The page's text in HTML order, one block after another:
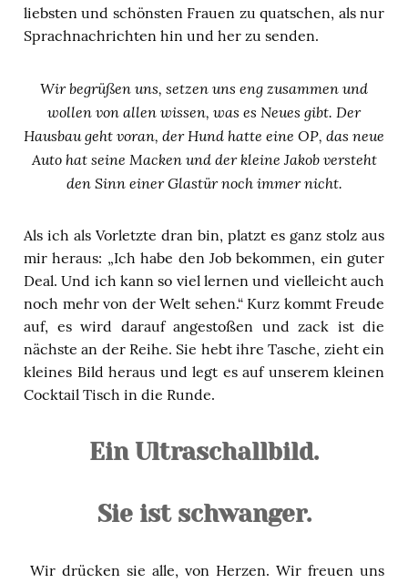
liebsten und schönsten Frauen zu quatschen, als nur
Sprachnachrichten hin und her zu senden.
Wir begrüßen uns, setzen uns eng zusammen und
wollen von allen wissen, was es Neues gibt. Der
Hausbau geht voran, der Hund hatte eine OP, das neue
Auto hat seine Macken und der kleine Jakob versteht
den Sinn einer Glastür noch immer nicht.
Als ich als Vorletzte dran bin, platzt es ganz stolz aus
mir heraus: „Ich habe den Job bekommen, ein guter
Deal. Und ich kann so viel lernen und vielleicht auch
noch mehr von der Welt sehen.“ Kurz kommt Freude
auf, es wird darauf angestoßen und zack ist die
nächste an der Reihe. Sie hebt ihre Tasche, zieht ein
kleines Bild heraus und legt es auf unserem kleinen
Cocktail Tisch in die Runde.
Ein Ultraschallbild.
Sie ist schwanger.
Wir drücken sie alle, von Herzen. Wir freuen uns